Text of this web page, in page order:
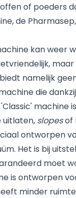
of poeders
de
kan weer
namelijk
die
machine
uitlaten, slopesof
ontworpen
Het is bij
moet
is ontworpen
minder